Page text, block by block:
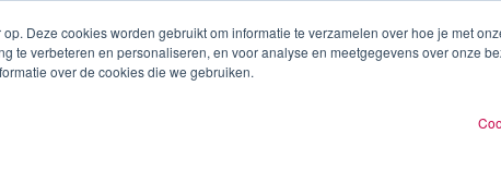
Deze cookies worden gebruikt om informatie te verzamelen over hoe je met
te verbeteren en personaliseren, en voor analyse en meetgegevens over onze
over de cookies die we gebruiken.
Experts